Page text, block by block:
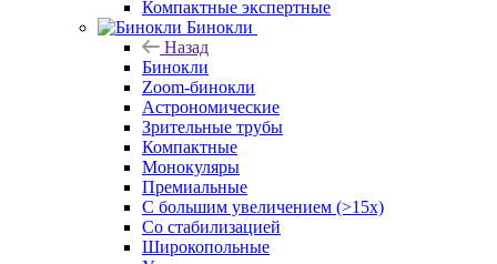
Компактные экспертные
Бинокли
Назад
Бинокли
Zoom-бинокли
Астрономические
Зрительные трубы
Компактные
Монокуляры
Премиальные
С большим увеличением (>15x)
Со стабилизацией
Широкопольные